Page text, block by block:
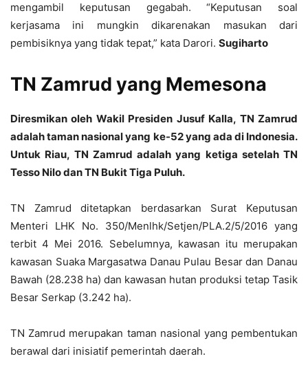
mengambil keputusan gegabah. “Keputusan soal
kerjasama ini mungkin dikarenakan masukan dari
pembisiknya yang tidak tepat,” kata Darori. Sugiharto
TN Zamrud yang Memesona
Diresmikan oleh Wakil Presiden Jusuf Kalla, TN Zamrud
adalah taman nasional yang ke-52 yang ada di Indonesia.
Untuk Riau, TN Zamrud adalah yang ketiga setelah TN
Tesso Nilo dan TN Bukit Tiga Puluh.
TN Zamrud ditetapkan berdasarkan Surat Keputusan
Menteri LHK No. 350/Menlhk/Setjen/PLA.2/5/2016 yang
terbit 4 Mei 2016. Sebelumnya, kawasan itu merupakan
kawasan Suaka Margasatwa Danau Pulau Besar dan Danau
Bawah (28.238 ha) dan kawasan hutan produksi tetap Tasik
Besar Serkap (3.242 ha).
TN Zamrud merupakan taman nasional yang pembentukan
berawal dari inisiatif pemerintah daerah.